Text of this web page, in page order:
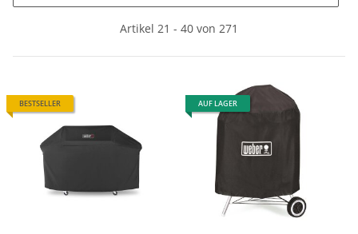
Artikel 21 - 40 von 271
BESTSELLER AUF LAGER